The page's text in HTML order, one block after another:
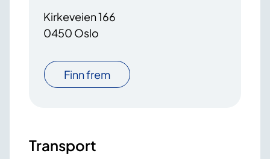
Kirkeveien 166
0450 Oslo
Finn frem
Transport